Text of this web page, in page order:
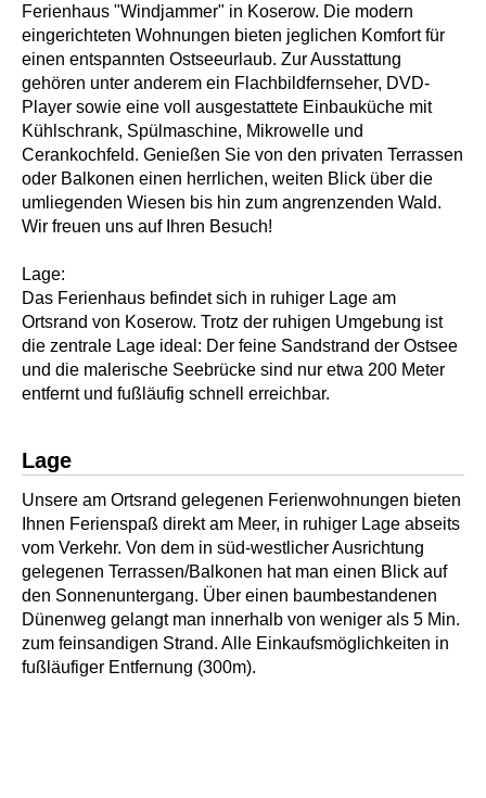
Ferienhaus "Windjammer" in Koserow. Die modern
eingerichteten Wohnungen bieten jeglichen Komfort für
einen entspannten Ostseeurlaub. Zur Ausstattung
gehören unter anderem ein Flachbildfernseher, DVD-
Player sowie eine voll ausgestattete Einbauküche mit
Kühlschrank, Spülmaschine, Mikrowelle und
Cerankochfeld. Genießen Sie von den privaten Terrassen
oder Balkonen einen herrlichen, weiten Blick über die
umliegenden Wiesen bis hin zum angrenzenden Wald.
Wir freuen uns auf Ihren Besuch!
Lage:
Das Ferienhaus befindet sich in ruhiger Lage am
Ortsrand von Koserow. Trotz der ruhigen Umgebung ist
die zentrale Lage ideal: Der feine Sandstrand der Ostsee
und die malerische Seebrücke sind nur etwa 200 Meter
entfernt und fußläufig schnell erreichbar.
Lage
Unsere am Ortsrand gelegenen Ferienwohnungen bieten
Ihnen Ferienspaß direkt am Meer, in ruhiger Lage abseits
vom Verkehr. Von dem in süd-westlicher Ausrichtung
gelegenen Terrassen/Balkonen hat man einen Blick auf
den Sonnenuntergang. Über einen baumbestandenen
Dünenweg gelangt man innerhalb von weniger als 5 Min.
zum feinsandigen Strand. Alle Einkaufsmöglichkeiten in
fußläufiger Entfernung (300m).